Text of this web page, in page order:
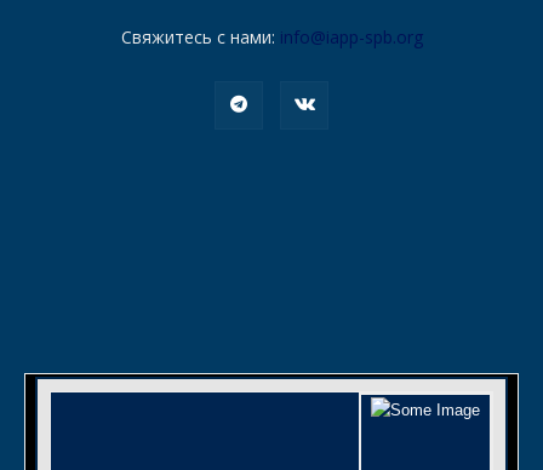
Свяжитесь с нами: info@iapp-spb.org